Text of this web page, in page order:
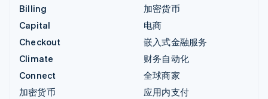
Billing
Capital
Checkout
Climate
Connect
加密货币
加密货币
电商
嵌入式金融服务
财务自动化
全球商家
应用内支付